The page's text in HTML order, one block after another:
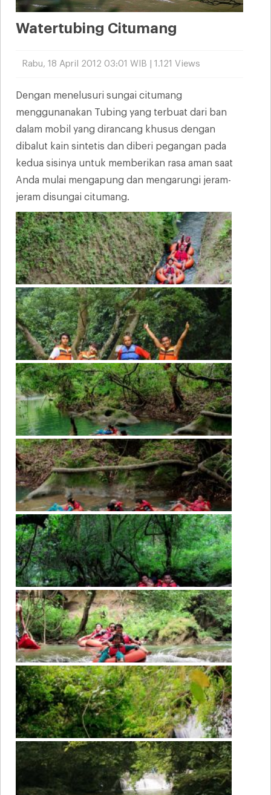
Watertubing Citumang
Rabu, 18 April 2012 03:01 WIB | 1.121 Views
Dengan menelusuri sungai citumang
menggunanakan Tubing yang terbuat dari ban
dalam mobil yang dirancang khusus dengan
dibalut kain sintetis dan diberi pegangan pada
kedua sisinya untuk memberikan rasa aman saat
Anda mulai mengapung dan mengarungi jeram-
jeram disungai citumang.